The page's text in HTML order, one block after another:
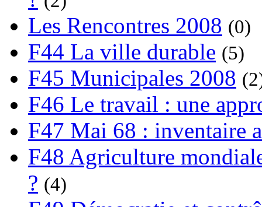
Les Rencontres 2008 (0)
F44 La ville durable (5)
F45 Municipales 2008
F46 Le travail : une
F47 Mai 68 : inventaire
F48 Agriculture
? (4)